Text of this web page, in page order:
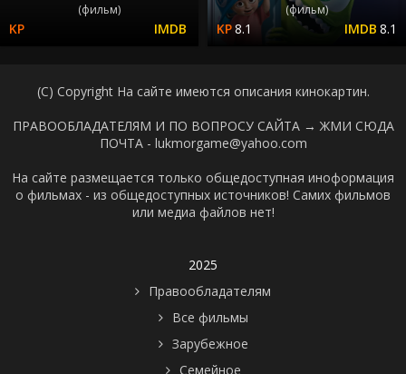
(фильм) (фильм)
8.1 8.1
(C) Copyright На сайте имеются описания кинокартин.
ПРАВООБЛАДАТЕЛЯМ И ПО ВОПРОСУ САЙТА → ЖМИ СЮДА
ПОЧТА - lukmorgame@yahoo.com
На сайте размещается только общедоступная иноформация
о фильмах - из общедоступных источников! Самих фильмов
или медиа файлов нет!
2025
Правообладателям
Все фильмы
Зарубежное
Семейное